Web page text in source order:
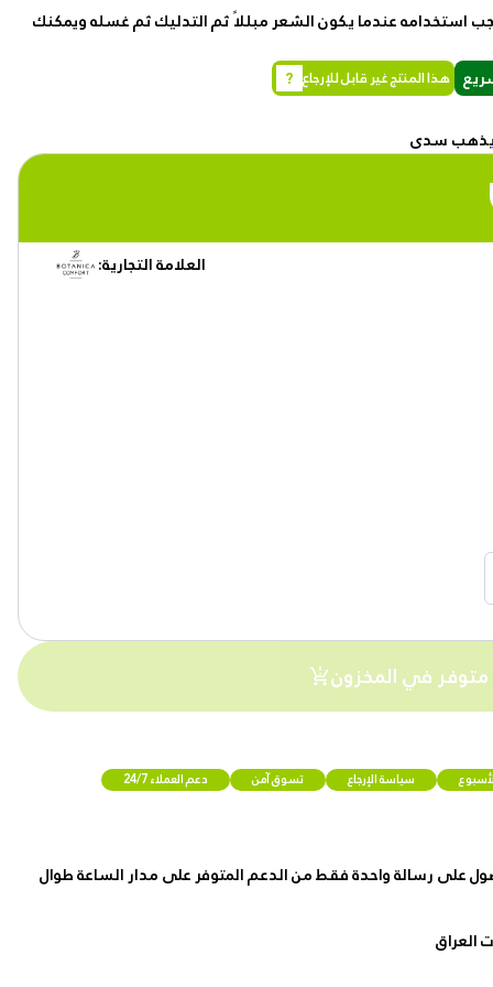
عناويني
استخدامه عندما يكون الشعر مبللاً ثم التدليك ثم غسله ويمكنك
هذا المنتج غير قابل للإرجاع ?
يذهب سدى
العلامة التجارية:
متوفر في المخزون
سياسة الإرجاع تسوق آمن دعم العملاء 24/7
على رسالة واحدة فقط من الدعم المتوفر على مدار الساعة طوال
العراق